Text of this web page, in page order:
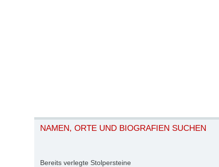
NAMEN, ORTE UND BIOGRAFIEN SUCHEN
Bereits verlegte Stolpersteine